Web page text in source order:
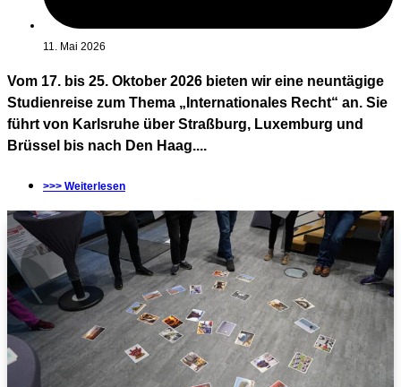
11. Mai 2026
Vom 17. bis 25. Oktober 2026 bieten wir eine neuntägige
Studienreise zum Thema „Internationales Recht“ an. Sie
führt von Karlsruhe über Straßburg, Luxemburg und
Brüssel bis nach Den Haag....
>>> Weiterlesen